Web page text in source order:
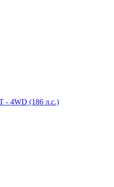
- 4WD (186 л.с.)